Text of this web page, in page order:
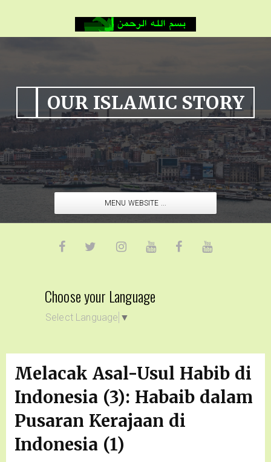
OUR ISLAMIC STORY
MENU WEBSITE ...
Choose your Language
Select Language ▼
Melacak Asal-Usul Habib di
Indonesia (3): Habaib dalam
Pusaran Kerajaan di
Indonesia (1)